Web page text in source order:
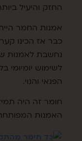
החזק והיעיל
אמנות החמר
כבר אז הכינו
נחשבת לאמנות
לשימוש יומיומי
הפנאי והנוי.
חומר זה היה
האמנות